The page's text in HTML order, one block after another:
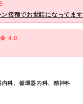
接種でお世話になってます
4.0
内科、循環器内科、精神科